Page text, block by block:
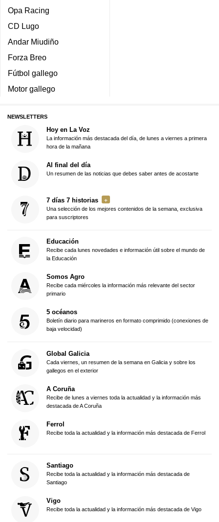
Opa Racing
CD Lugo
Andar Miudiño
Forza Breo
Fútbol gallego
Motor gallego
NEWSLETTERS
Hoy en La Voz
La información más destacada del día, de lunes a viernes a primera
hora de la mañana
Al final del día
Un resumen de las noticias que debes saber antes de acostarte
7 días 7 historias
Una selección de los mejores contenidos de la semana, exclusiva
para suscriptores
Educación
Recibe cada lunes novedades e información útil sobre el mundo de
la Educación
Somos Agro
Recibe cada miércoles la información más relevante del sector
primario
5 océanos
Boletín diario para marineros en formato comprimido (conexiones de
baja velocidad)
Global Galicia
Cada viernes, un resumen de la semana en Galicia y sobre los
gallegos en el exterior
A Coruña
Recibe de lunes a viernes toda la actualidad y la información más
destacada de A Coruña
Ferrol
Recibe toda la actualidad y la información más destacada de Ferrol
Santiago
Recibe toda la actualidad y la información más destacada de
Santiago
Vigo
Recibe toda la actualidad y la información más destacada de Vigo